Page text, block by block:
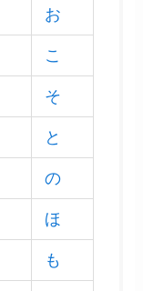
お
こ
そ
と
の
ほ
も